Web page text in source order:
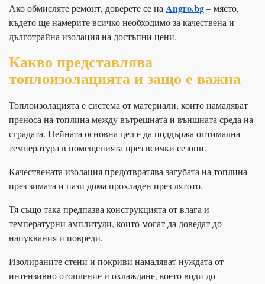
Ако обмисляте ремонт, доверете се на Angro.bg– място,
където ще намерите всичко необходимо за качествена и
дълготрайна изолация на достъпни цени.
Какво представлява
топлоизолацията и защо е важна
Топлоизолацията е система от материали, които намаляват
преноса на топлина между вътрешната и външната среда на
сградата. Нейната основна цел е да поддържа оптимална
температура в помещенията през всички сезони.
Качествената изолация предотвратява загубата на топлина
през зимата и пази дома прохладен през лятото.
Тя също така предпазва конструкцията от влага и
температурни амплитуди, които могат да доведат до
напуквания и повреди.
Изолираните стени и покриви намаляват нуждата от
интензивно отопление и охлаждане, което води до